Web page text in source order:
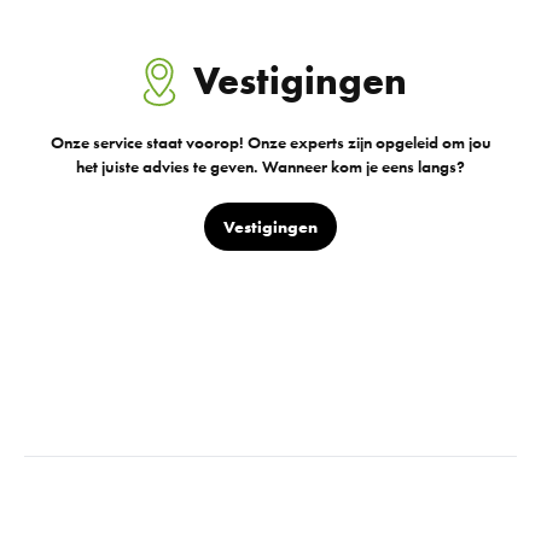
Vestigingen
Onze service staat voorop! Onze experts zijn opgeleid om jou
het juiste advies te geven. Wanneer kom je eens langs?
Vestigingen